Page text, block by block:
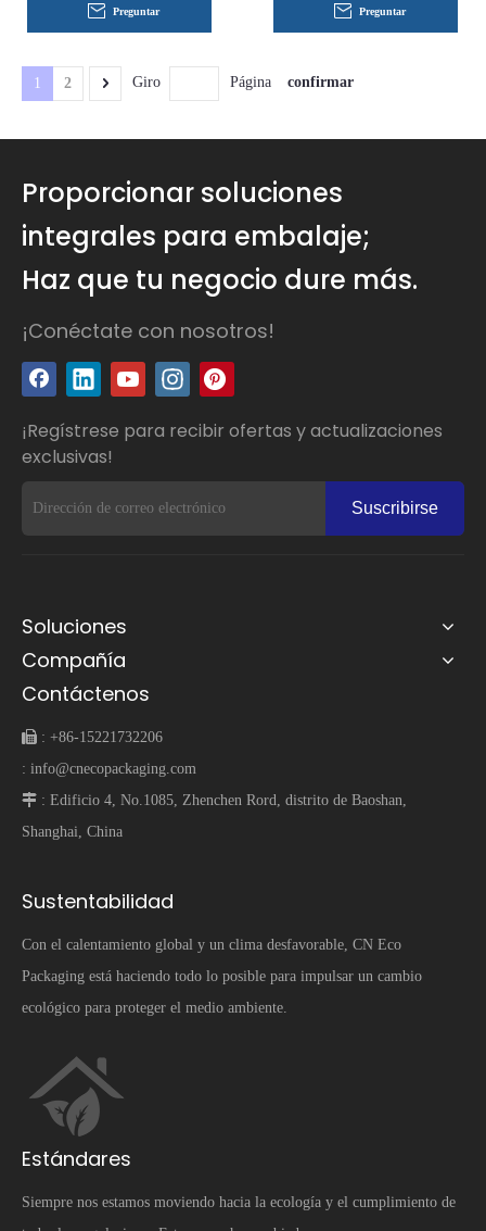
Preguntar Preguntar
1 2 Giro Página confirmar
Proporcionar soluciones
integrales para embalaje;
Haz que tu negocio dure más.
¡Conéctate con nosotros!
¡Regístrese para recibir ofertas y actualizaciones
exclusivas!
Suscribirse
Soluciones
Compañía
Contáctenos
 : +86-15221732206
: info@cnecopackaging.com
 : Edificio 4, No.1085, Zhenchen Rord, distrito de Baoshan,
Shanghai, China
Sustentabilidad
Con el calentamiento global y un clima desfavorable, CN Eco
Packaging está haciendo todo lo posible para impulsar un cambio
ecológico para proteger el medio ambiente.
Estándares
Siempre nos estamos moviendo hacia la ecología y el cumplimiento de